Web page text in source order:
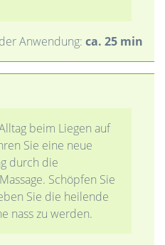
Anwendung: ca. 25 min
beim Liegen auf
Sie eine neue
durch die
Schöpfen Sie
Sie die heilende
nass zu werden.